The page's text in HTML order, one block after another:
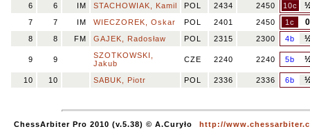
6 6 IM STACHOWIAK, Kamil POL 2434 2450 10c
7 7 IM WIECZOREK, Oskar POL 2401 2450 1c 0
8 8 FM GAJEK, Radosław POL 2315 2300 4b
9 9
SZOTKOWSKI,
Jakub
CZE 2240 2240 5b
10 10 SABUK, Piotr POL 2336 2336 6b
ChessArbiter Pro 2010 (v.5.38) © A.Curyło
http://